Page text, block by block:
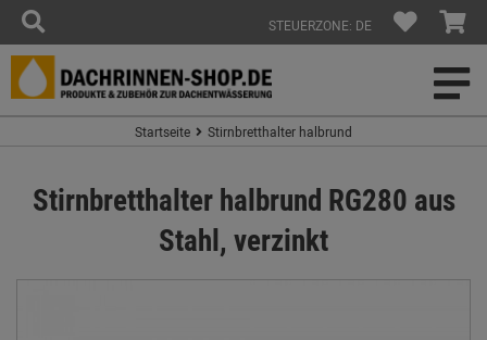
STEUERZONE: DE
Startseite Stirnbretthalter halbrund
Stirnbretthalter halbrund RG280 aus
Stahl, verzinkt